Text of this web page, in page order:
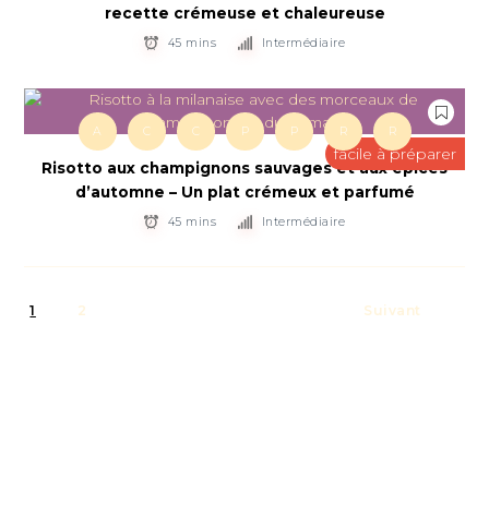
recette crémeuse et chaleureuse
45 mins Intermédiaire
facile à préparer
A C C P P R R
Risotto aux champignons sauvages et aux épices
d’automne – Un plat crémeux et parfumé
45 mins Intermédiaire
1 2 Suivant